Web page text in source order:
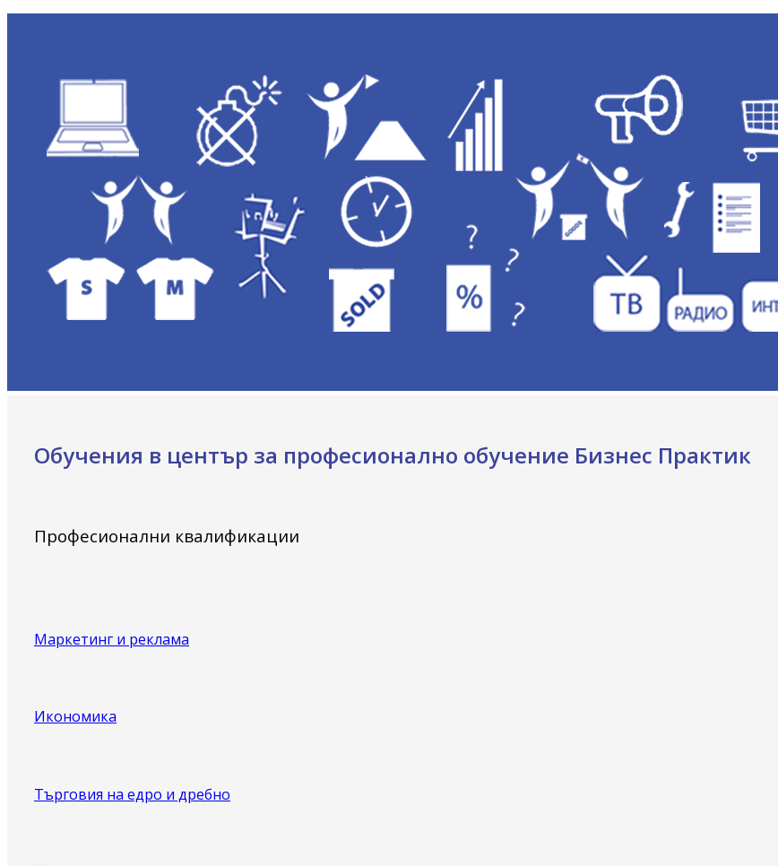
Обучения в център за професионално обучение Бизнес Практик
Професионални квалификации
Маркетинг и реклама
Икономика
Търговия на едро и дребно